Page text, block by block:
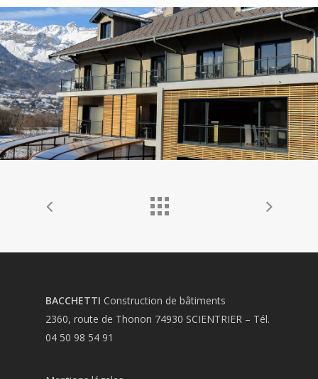
BACCHETTI Construction de bâtiments
2360, route de Thonon 74930 SCIENTRIER – Tél.
04 50 98 54 91